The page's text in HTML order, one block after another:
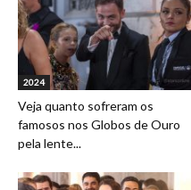
2024
Veja quanto sofreram os
famosos nos Globos de Ouro
pela lente...